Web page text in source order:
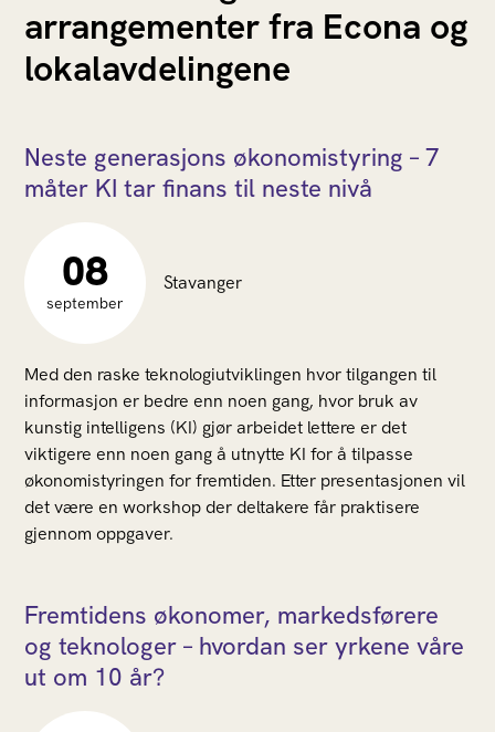
arrangementer fra Econa og
lokalavdelingene
Neste generasjons økonomistyring – 7
måter KI tar finans til neste nivå
08
september
Stavanger
Med den raske teknologiutviklingen hvor tilgangen til
informasjon er bedre enn noen gang, hvor bruk av
kunstig intelligens (KI) gjør arbeidet lettere er det
viktigere enn noen gang å utnytte KI for å tilpasse
økonomistyringen for fremtiden. Etter presentasjonen vil
det være en workshop der deltakere får praktisere
gjennom oppgaver.
Fremtidens økonomer, markedsførere
og teknologer – hvordan ser yrkene våre
ut om 10 år?